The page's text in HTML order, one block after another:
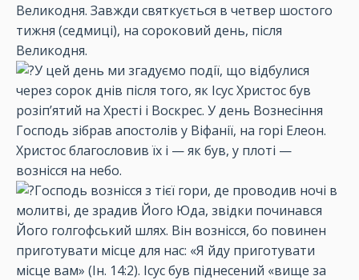
Великодня. Завжди святкується в четвер шостого
тижня (седмиці), на сороковий день, після
Великодня.
У цей день ми згадуємо події, що відбулися
через сорок днів після того, як Ісус Христос був
розіп’ятий на Хресті і Воскрес. У день Вознесіння
Господь зібрав апостолів у Віфанії, на горі Елеон.
Христос благословив їх і — як був, у плоті —
вознісся на небо.
Господь вознісся з тієї гори, де проводив ночі в
молитві, де зрадив Його Юда, звідки починався
Його голгофський шлях. Він вознісся, бо повинен
приготувати місце для нас: «Я йду приготувати
місце вам» (Ін. 14:2). Ісус був піднесений «вище за